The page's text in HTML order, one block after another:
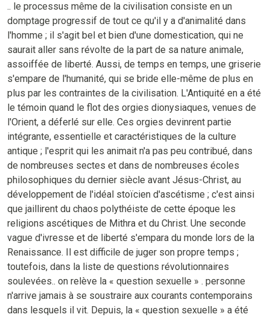
.. le processus même de la civilisation consiste en un
domptage progressif de tout ce qu'il y a d'animalité dans
l'homme ; il s'agit bel et bien d'une domestication, qui ne
saurait aller sans révolte de la part de sa nature animale,
assoiffée de liberté. Aussi, de temps en temps, une griserie
s'empare de l'humanité, qui se bride elle-même de plus en
plus par les contraintes de la civilisation. L'Antiquité en a été
le témoin quand le flot des orgies dionysiaques, venues de
l'Orient, a déferlé sur elle. Ces orgies devinrent partie
intégrante, essentielle et caractéristiques de la culture
antique ; l'esprit qui les animait n'a pas peu contribué, dans
de nombreuses sectes et dans de nombreuses écoles
philosophiques du dernier siècle avant Jésus-Christ, au
développement de l'idéal stoïcien d'ascétisme ; c'est ainsi
que jaillirent du chaos polythéiste de cette époque les
religions ascétiques de Mithra et du Christ. Une seconde
vague d'ivresse et de liberté s'empara du monde lors de la
Renaissance. Il est difficile de juger son propre temps ;
toutefois, dans la liste de questions révolutionnaires
soulevées.. on relève la « question sexuelle » . personne
n'arrive jamais à se soustraire aux courants contemporains
dans lesquels il vit. Depuis, la « question sexuelle » a été